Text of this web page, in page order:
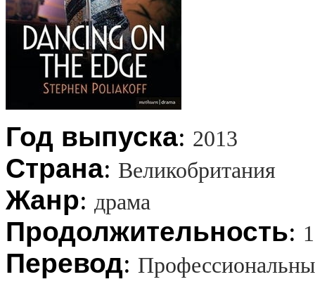
Год выпуска: 2013
Страна: Великобритания
Жанр: драма
Продолжительность:
Перевод: